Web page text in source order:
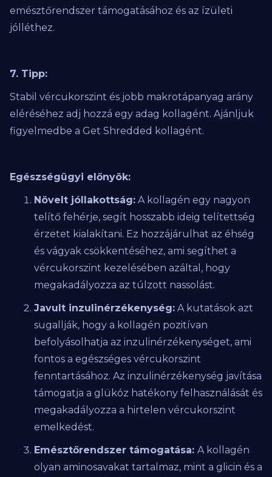
emésztőrendszer támogatásához és az ízületi
jólléthez.
7. Tipp:
Stabil vércukorszint és jobb makrotápanyag arány
eléréséhez adj hozzá egy adag kollagént. Ajánljuk
figyelmedbe a Get Shredded kollagént.
Egészségügyi előnyök:
Növelt jóllakottság: A kollagén egy nagyon
telítő fehérje, segít hosszabb ideig telítettség
érzetet kialakítani. Ez hozzájárulhat az éhség
és vágyak csökkentéséhez, ami segíthet a
vércukorszint kezelésében azáltal, hogy
megakadályozza az túlzott nassolást.
Javult inzulinérzékenység: A kutatások azt
sugallják, hogy a kollagén pozitívan
befolyásolhatja az inzulinérzékenységet, ami
fontos a egészséges vércukorszint
fenntartásához. Az inzulinérzékenység javítása
támogatja a glükóz hatékony felhasználását és
megakadályozza a hirtelen vércukorszint
emelkedést.
Emésztőrendszer támogatása: A kollagén
olyan aminosavakat tartalmaz, mint a glicin és a